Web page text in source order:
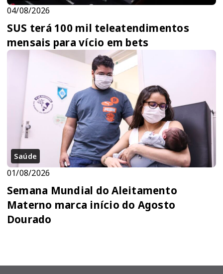
04/08/2026
SUS terá 100 mil teleatendimentos
mensais para vício em bets
Saúde
01/08/2026
Semana Mundial do Aleitamento
Materno marca início do Agosto
Dourado